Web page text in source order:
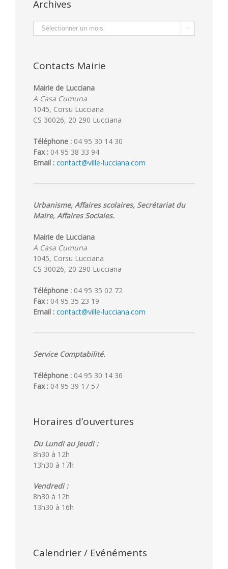
Archives
Archives 
Contacts Mairie
Mairie de Lucciana
A Casa Cumuna
1045, Corsu Lucciana
CS 30026, 20 290 Lucciana
Téléphone : 04 95 30 14 30
Fax : 04 95 38 33 94
Email : contact@ville-lucciana.com
Urbanisme, Affaires scolaires, Secrétariat du
Maire, Affaires Sociales.
Mairie de Lucciana
A Casa Cumuna
1045, Corsu Lucciana
CS 30026, 20 290 Lucciana
Téléphone : 04 95 35 02 72
Fax : 04 95 35 23 19
Email : contact@ville-lucciana.com
Service Comptabilité.
Téléphone : 04 95 30 14 36
Fax : 04 95 39 17 57
Horaires d’ouvertures
Du Lundi au Jeudi :
8h30 à 12h
13h30 à 17h
Vendredi :
8h30 à 12h
13h30 à 16h
Calendrier / Evénéments